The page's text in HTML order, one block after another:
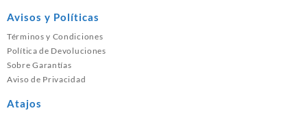
Avisos y Políticas
Términos y Condiciones
Política de Devoluciones
Sobre Garantías
Aviso de Privacidad
Atajos